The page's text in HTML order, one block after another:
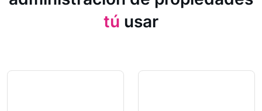
tú usar